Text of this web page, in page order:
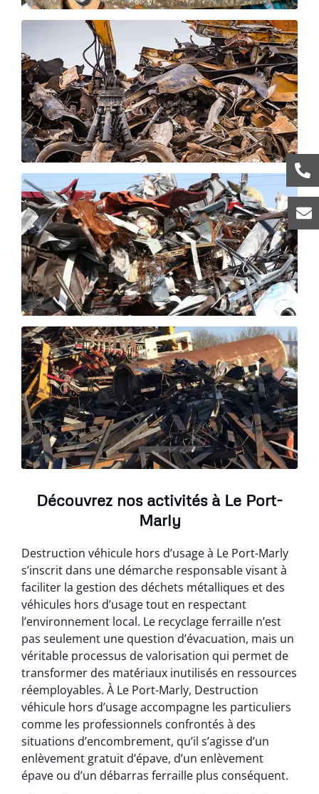
Découvrez nos activités à Le Port-
Marly
Destruction véhicule hors d’usage à Le Port-Marly
s’inscrit dans une démarche responsable visant à
faciliter la gestion des déchets métalliques et des
véhicules hors d’usage tout en respectant
l’environnement local. Le recyclage ferraille n’est
pas seulement une question d’évacuation, mais un
véritable processus de valorisation qui permet de
transformer des matériaux inutilisés en ressources
réemployables. À Le Port-Marly, Destruction
véhicule hors d’usage accompagne les particuliers
comme les professionnels confrontés à des
situations d’encombrement, qu’il s’agisse d’un
enlèvement gratuit d’épave, d’un enlèvement
épave ou d’un débarras ferraille plus conséquent.